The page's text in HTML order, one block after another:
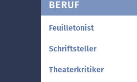
BERUF
Feuilletonist
Schriftsteller
Theaterkritiker